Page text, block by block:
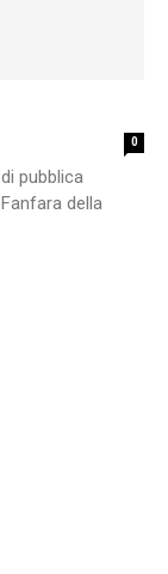
0
pubblica
della